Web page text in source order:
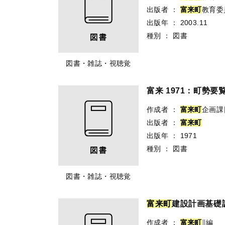
図書・雑誌・視聴覚
出版者
： 富来町教育委
出版年
：
2003.11
種別
： 図書
図書・雑誌・視聴覚
富来 1971：町勢要
作成者 ： 富来町企画課
出版者
： 富来町
出版年
：
1971
種別
： 図書
富来町建設計画基礎
作成者 ： 富来町∥編